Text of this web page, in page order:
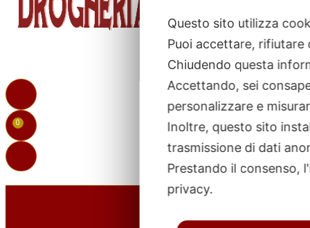
0
Questo sito utilizza
Puoi accettare, rifiutare
Chiudendo questa
Accettando, sei
personalizzare e
Inoltre, questo sito
trasmissione di dati
Prestando il consenso,
privacy.